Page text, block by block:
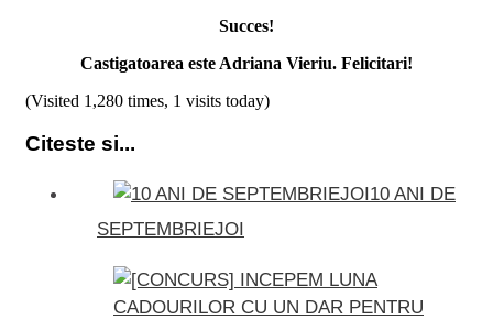
Succes!
Castigatoarea este Adriana Vieriu. Felicitari!
(Visited 1,280 times, 1 visits today)
Citeste si...
10 ANI DE
SEPTEMBRIEJOI